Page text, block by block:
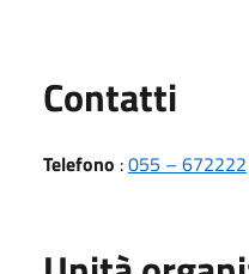
Contatti
Telefono :055 – 672222